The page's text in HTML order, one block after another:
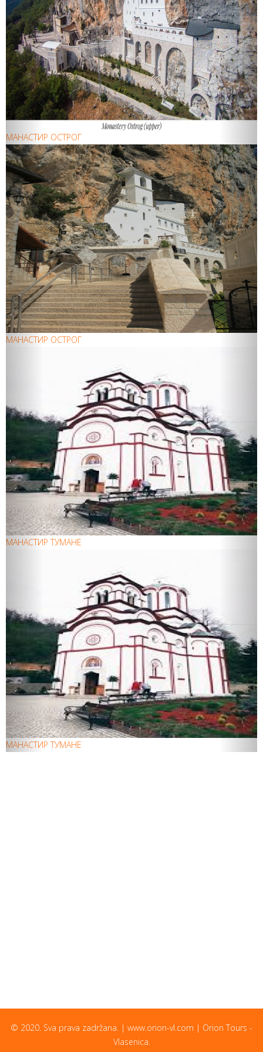
МАНАСТИР ОСТРОГ
МАНАСТИР ОСТРОГ
МАНАСТИР ТУМАНЕ
МАНАСТИР ТУМАНЕ
© 2020. Sva prava zadržana. | www.orion-vl.com | Orion Tours -
Vlasenica.